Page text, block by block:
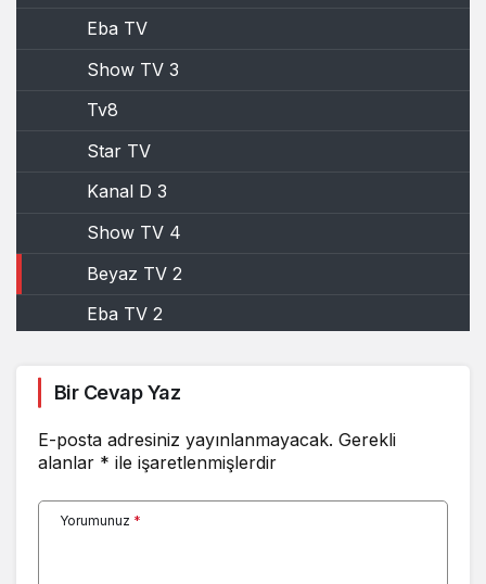
Eba TV
Show TV 3
Tv8
Star TV
Kanal D 3
Show TV 4
Beyaz TV 2
Eba TV 2
Kanal 7
Beyaz TV 4
Bir Cevap Yaz
E-posta adresiniz yayınlanmayacak. Gerekli
alanlar * ile işaretlenmişlerdir
Yorumunuz *